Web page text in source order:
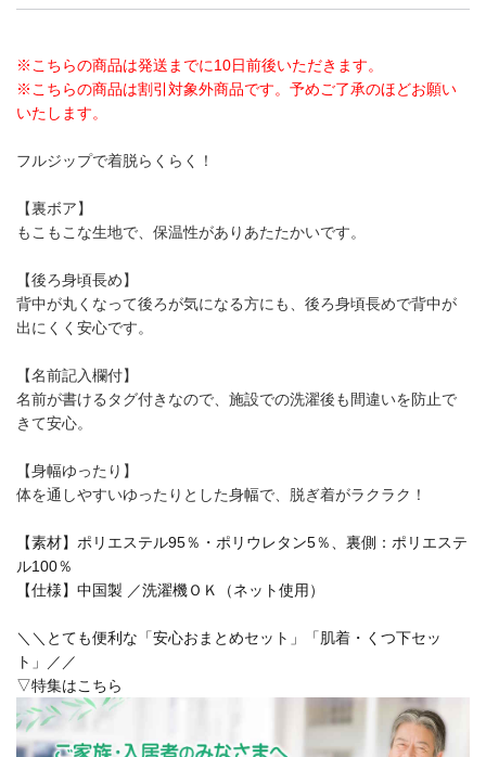
※こちらの商品は発送までに10日前後いただきます。
※こちらの商品は割引対象外商品です。予めご了承のほどお願い
いたします。
フルジップで着脱らくらく！
【裏ボア】
もこもこな生地で、保温性がありあたたかいです。
【後ろ身頃長め】
背中が丸くなって後ろが気になる方にも、後ろ身頃長めで背中が
出にくく安心です。
【名前記入欄付】
名前が書けるタグ付きなので、施設での洗濯後も間違いを防止で
きて安心。
【身幅ゆったり】
体を通しやすいゆったりとした身幅で、脱ぎ着がラクラク！
【素材】ポリエステル95％・ポリウレタン5％、裏側：ポリエステ
ル100％
【仕様】中国製 ／洗濯機ＯＫ（ネット使用）
＼＼とても便利な「安心おまとめセット」「肌着・くつ下セッ
ト」／／
▽特集はこちら